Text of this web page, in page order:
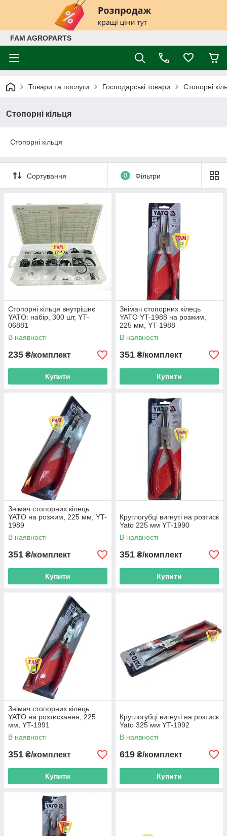
FAM AGROPARTS
Товари та послуги Господарські товари Стопорні
Стопорні кільця
Стопорні кільця
Сортування 0 Фільтри
Стопорні кільця внутрішнє
YATO: набір, 300 шт, YT-
06881
В наявності
235 ₴/комплект
Купити
Знімач стопорних кілець
YATO YT-1988 на розжим,
225 мм, YT-1988
В наявності
351 ₴/комплект
Купити
Знімач стопорних кілець
YATO на розжим, 225 мм, YT-
1989
В наявності
351 ₴/комплект
Купити
Круглогубці вигнуті на розтиск
Yato 225 мм YT-1990
В наявності
351 ₴/комплект
Купити
Знімач стопорних кілець
YATO на розтискання, 225
мм, YT-1991
В наявності
351 ₴/комплект
Купити
Круглогубці вигнуті на розтиск
Yato 325 мм YT-1992
В наявності
619 ₴/комплект
Купити